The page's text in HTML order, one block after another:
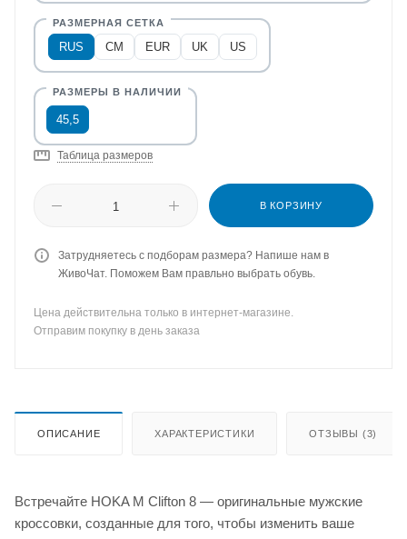
RUS CM EUR UK US
45,5
Таблица размеров
В КОРЗИНУ
Затрудняетесь с подборам размера? Напише нам в
ЖивоЧат. Поможем Вам правльно выбрать обувь.
Цена действительна только в интернет-магазине.
Отправим покупку в день заказа
ОПИСАНИЕ ХАРАКТЕРИСТИКИ ОТЗЫВЫ (3)
Встречайте HOKA M Clifton 8 — оригинальные мужские
кроссовки, созданные для того, чтобы изменить ваше